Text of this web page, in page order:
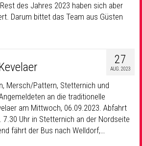
des Jahres 2023 haben sich aber
Darum bittet das Team aus Güsten
27
AUG. 2023
Mersch/Pattern, Stetternich und
an die traditionelle
am Mittwoch, 06.09.2023. Abfahrt
Uhr in Stetternich an der Nordseite
fährt der Bus nach Welldorf,…